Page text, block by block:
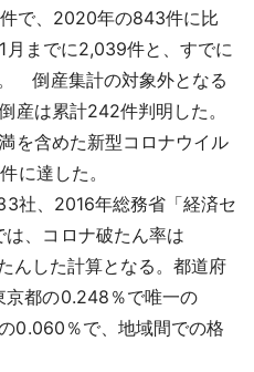
で、2020年の843件に比
までに2,039件と、すでに
倒産集計の対象外となる
産は累計242件判明した。
を含めた新型コロナウイル
に達した。
社、2016年総務省「経済セ
、コロナ破たん率は
んした計算となる。都道府
京都の0.248％で唯一の
0.060％で、地域間での格